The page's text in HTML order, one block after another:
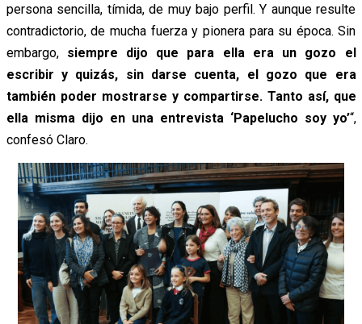
persona sencilla, tímida, de muy bajo perfil. Y aunque resulte
contradictorio, de mucha fuerza y pionera para su época. Sin
embargo, siempre dijo que para ella era un gozo el
escribir y quizás, sin darse cuenta, el gozo que era
también poder mostrarse y compartirse. Tanto así, que
ella misma dijo en una entrevista ‘Papelucho soy yo’“,
confesó Claro.